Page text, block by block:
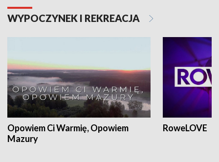
WYPOCZYNEK I REKREACJA
Opowiem Ci Warmię, Opowiem
Mazury
RoweLOVE